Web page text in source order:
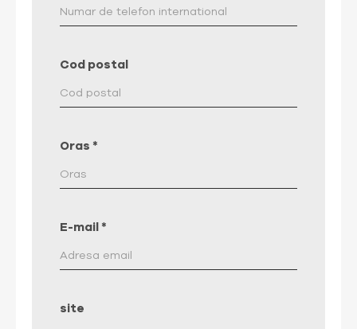
Cod postal
Oras *
E-mail *
site